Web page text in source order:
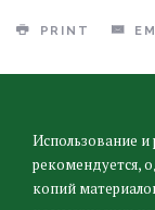
PRINT
Использование и
рекомендуется,
копий